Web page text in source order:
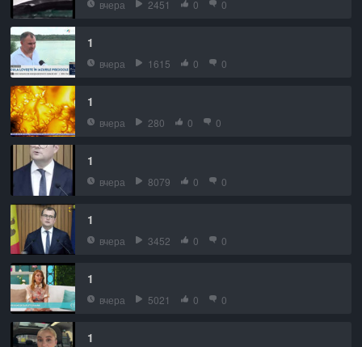
вчера 2451 0 0
1
вчера 1615 0 0
1
вчера 280 0 0
1
вчера 8079 0 0
1
вчера 3452 0 0
1
вчера 5021 0 0
1